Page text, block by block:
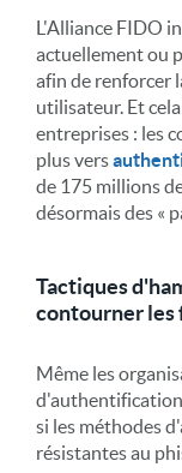
L'Alliance FIDO
actuellement ou
afin de renforcer
utilisateur. Et
entreprises : les
plus vers
de 175 millions
désormais des «
Tactiques
contourner les
Même les
si les méthodes
résistantes au